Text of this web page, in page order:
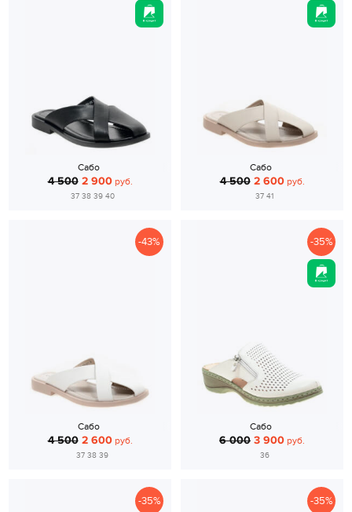
Сабо
4 500 2 900руб.
37 38 39 40
Сабо
4 500 2 600руб.
37 41
-43%
Сабо
4 500 2 600руб.
37 38 39
-35%
Сабо
6 000 3 900 руб.
36
-35% -35%